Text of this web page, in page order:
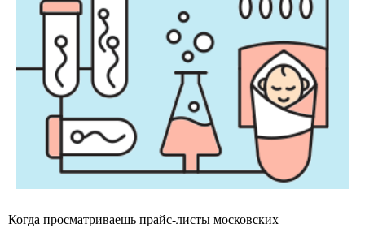
Когда просматриваешь прайс-листы московских